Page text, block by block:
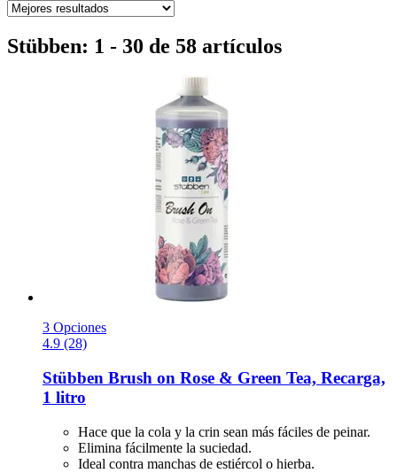
Stübben: 1 - 30 de 58 artículos
3 Opciones
4.9 (28)
Stübben Brush on Rose & Green Tea, Recarga,
1 litro
Hace que la cola y la crin sean más fáciles de peinar.
Elimina fácilmente la suciedad.
Ideal contra manchas de estiércol o hierba.